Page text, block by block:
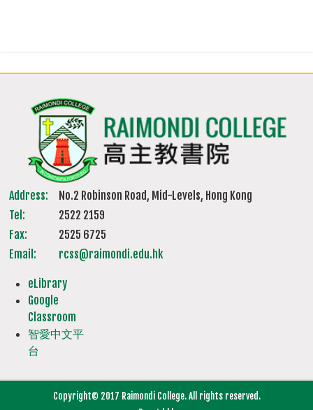
Address:
No.2 Robinson Road, Mid-Levels, Hong Kong
Tel:
2522 2159
Fax:
2525 6725
Email:
rcss@raimondi.edu.hk
eLibrary
Google
Classroom
智愛中文平
台
Copyright© 2017 Raimondi College. All rights reserved.